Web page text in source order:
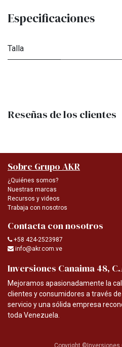
Especificaciones
Talla
Reseñas de los clientes
Sobre Grupo AKR
¿Quiénes somos?
Nuestras marcas
Recursos y videos
Trabaja con nosotros
Contacta con nosotros
+58 424-2523987
info@akr.com.ve
Inversiones Canaima 48,
Mejoramos apasionadamente la
clientes y consumidores a través
servicio y una sólida empresa
toda Venezuela.
Copyright ©Inversiones